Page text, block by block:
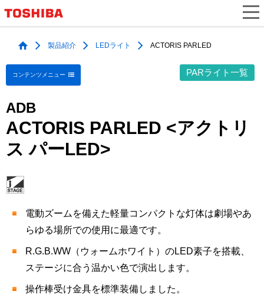
製品紹介 LEDライト ACTORIS PARLED
コンテンツメニュー PARライト一覧
ADB
ACTORIS PARLED <アクトリ
ス パーLED>
電動ズームを備えた軽量コンパクトな灯体は劇場やあ
らゆる場所での使用に最適です。
R.G.B.WW（ウォームホワイト）のLED素子を搭載、
ステージに合う温かい色で演出します。
操作棒受け金具を標準装備しました。